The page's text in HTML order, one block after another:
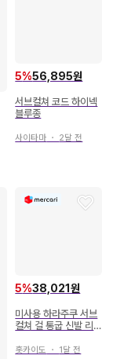
5%56,895원
서브컬쳐 코드 하이넥
블루종
사이타마 ・ 2달 전
5%38,021원
미사용 하라주쿠 서브
컬쳐 걸 통굽 신발 리
캐주얼
홋카이도 ・ 1달 전